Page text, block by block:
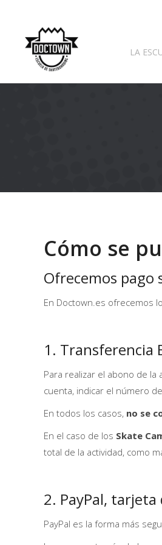
LA
Cómo se
Ofrecemos pago
En Doctown.es ofrecemos
1. Transferencia
Para realizar el abono de
cuenta, indicar el número
En todos los casos, no se
En el caso de los Skate
total de la actividad, como
2. PayPal,
PayPal es la forma más